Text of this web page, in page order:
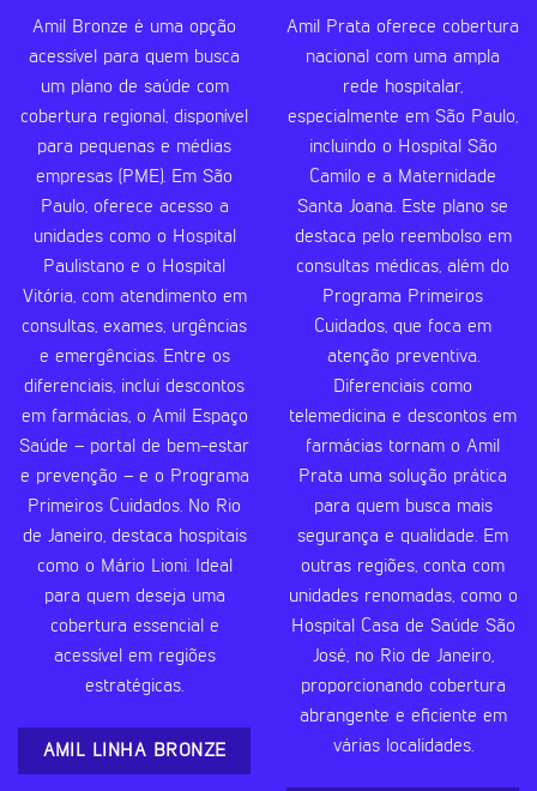
Amil Bronze é uma opção
acessível para quem busca
um plano de saúde com
cobertura regional, disponível
para pequenas e médias
empresas (PME). Em São
Paulo, oferece acesso a
unidades como o Hospital
Paulistano e o Hospital
Vitória, com atendimento em
consultas, exames, urgências
e emergências. Entre os
diferenciais, inclui descontos
em farmácias, o Amil Espaço
Saúde – portal de bem-estar
e prevenção – e o Programa
Primeiros Cuidados. No Rio
de Janeiro, destaca hospitais
como o Mário Lioni. Ideal
para quem deseja uma
cobertura essencial e
acessível em regiões
estratégicas.
AMIL LINHA BRONZE
Amil Prata oferece cobertura
nacional com uma ampla
rede hospitalar,
especialmente em São Paulo,
incluindo o Hospital São
Camilo e a Maternidade
Santa Joana. Este plano se
destaca pelo reembolso em
consultas médicas, além do
Programa Primeiros
Cuidados, que foca em
atenção preventiva.
Diferenciais como
telemedicina e descontos em
farmácias tornam o Amil
Prata uma solução prática
para quem busca mais
segurança e qualidade. Em
outras regiões, conta com
unidades renomadas, como o
Hospital Casa de Saúde São
José, no Rio de Janeiro,
proporcionando cobertura
abrangente e eficiente em
várias localidades.